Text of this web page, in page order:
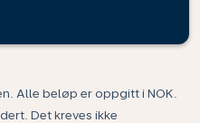
Alle beløp er oppgitt i NOK.
Det kreves ikke